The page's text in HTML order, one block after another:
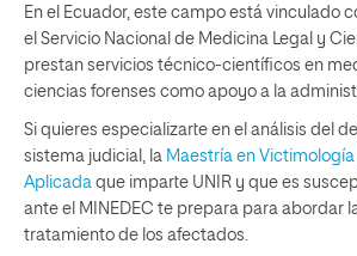
En el Ecuador, este campo está vinculado
el Servicio Nacional de Medicina Legal y
prestan servicios técnico-científicos en
ciencias forenses como apoyo a la
Si quieres especializarte en el análisis del
sistema judicial, la Maestría en
Aplicada que imparte UNIR y que es
ante el MINEDEC te prepara para abordar
tratamiento de los afectados.